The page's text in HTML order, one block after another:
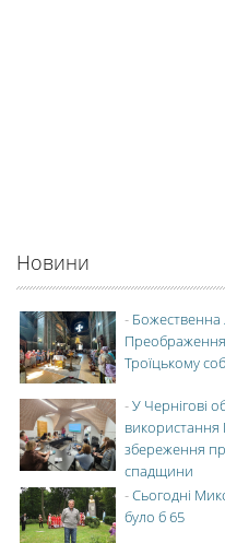
Новини
- Божественна
Троїцькому
-У Чернігові
використання
збереження
спадщини
-Сьогодні
було б 65